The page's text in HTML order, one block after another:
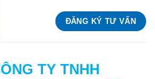
ĐĂNG KÝ TƯ VẤN
TY TNHH